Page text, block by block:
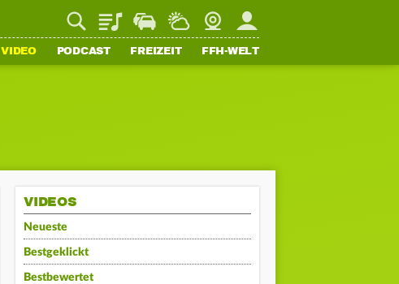
PlaylistStaupilotWetterWebcamMein FFH
VIDEO PODCAST FREIZEIT FFH-WELT
VIDEOS
Neueste
Bestgeklickt
Bestbewertet